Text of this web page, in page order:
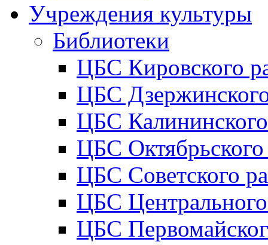
Учреждения культуры
Библиотеки
ЦБС Кировского
ЦБС
ЦБС
ЦБС
ЦБС Советского
ЦБС
ЦБС